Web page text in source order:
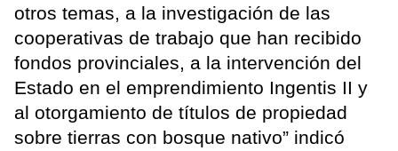
otros temas, a la investigación de las
cooperativas de trabajo que han recibido
fondos provinciales, a la intervención del
Estado en el emprendimiento Ingentis II y
al otorgamiento de títulos de propiedad
sobre tierras con bosque nativo” indicó